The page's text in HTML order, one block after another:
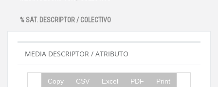
% SAT. DESCRIPTOR / COLECTIVO
MEDIA DESCRIPTOR / ATRIBUTO
Copy CSV Excel PDF Print